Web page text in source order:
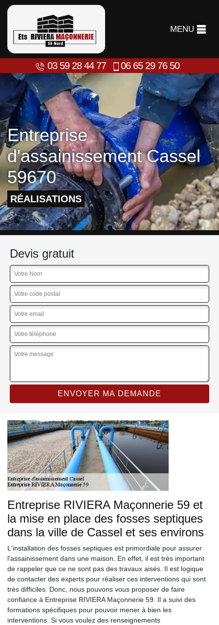
MENU
03 59 28 44 77 06 65 29 76 50
Entreprise
d'assainissement Cassel
59670
RÉALISATIONS
Devis gratuit
Entreprise RIVIERA Maçonnerie 59 et
la mise en place des fosses septiques
dans la ville de Cassel et ses environs
L'installation des fosses septiques est primordiale pour assurer
l'assainissement dans une maison. En effet, il est très important
de rappeler que ce ne sont pas des travaux aisés. Il est logique
de contacter des experts pour réaliser ces interventions qui sont
très difficiles. Donc, nous pouvons vous proposer de faire
confiance à Entreprise RIVIERA Maçonnerie 59. Il a suivi des
formations spécifiques pour pouvoir mener à bien les
interventions. Si vous voulez des renseignements